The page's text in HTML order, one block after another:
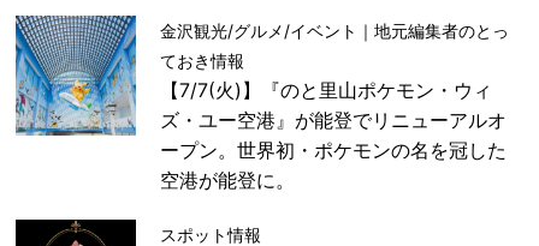
金沢観光/グルメ/イベント｜地元編集者のとっ
ておき情報
【7/7(火)】『のと里山ポケモン・ウィ
ズ・ユー空港』が能登でリニューアルオ
ープン。世界初・ポケモンの名を冠した
空港が能登に。
スポット情報